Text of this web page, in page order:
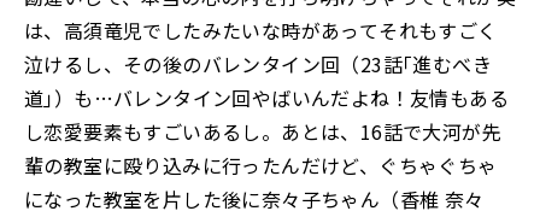
は、高須竜児でしたみたいな時があってそれもすごく
泣けるし、その後のバレンタイン回（23話｢進むべき
道｣）も…バレンタイン回やばいんだよね！友情もある
し恋愛要素もすごいあるし。あとは、16話で大河が先
輩の教室に殴り込みに行ったんだけど、ぐちゃぐちゃ
になった教室を片した後に奈々子ちゃん（香椎 奈々